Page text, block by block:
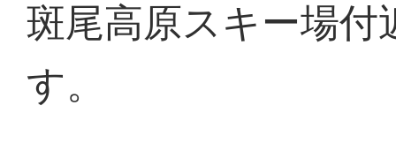
斑尾高原スキー場
す。